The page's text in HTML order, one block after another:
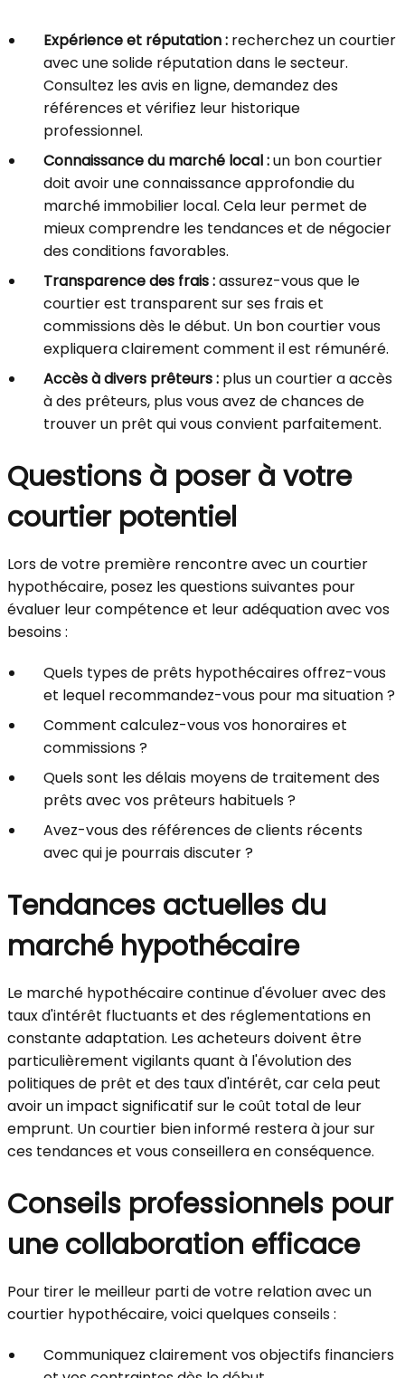
Expérience et réputation : recherchez un courtier
avec une solide réputation dans le secteur.
Consultez les avis en ligne, demandez des
références et vérifiez leur historique
professionnel.
Connaissance du marché local :un bon courtier
doit avoir une connaissance approfondie du
marché immobilier local. Cela leur permet de
mieux comprendre les tendances et de négocier
des conditions favorables.
Transparence des frais :assurez-vous que le
courtier est transparent sur ses frais et
commissions dès le début. Un bon courtier vous
expliquera clairement comment il est rémunéré.
Accès à divers prêteurs : plus un courtier a accès
à des prêteurs, plus vous avez de chances de
trouver un prêt qui vous convient parfaitement.
Questions à poser à votre
courtier potentiel
Lors de votre première rencontre avec un courtier
hypothécaire, posez les questions suivantes pour
évaluer leur compétence et leur adéquation avec vos
besoins :
Quels types de prêts hypothécaires offrez-vous
et lequel recommandez-vous pour ma situation ?
Comment calculez-vous vos honoraires et
commissions ?
Quels sont les délais moyens de traitement des
prêts avec vos prêteurs habituels ?
Avez-vous des références de clients récents
avec qui je pourrais discuter ?
Tendances actuelles du
marché hypothécaire
Le marché hypothécaire continue d'évoluer avec des
taux d'intérêt fluctuants et des réglementations en
constante adaptation. Les acheteurs doivent être
particulièrement vigilants quant à l'évolution des
politiques de prêt et des taux d'intérêt, car cela peut
avoir un impact significatif sur le coût total de leur
emprunt. Un courtier bien informé restera à jour sur
ces tendances et vous conseillera en conséquence.
Conseils professionnels pour
une collaboration efficace
Pour tirer le meilleur parti de votre relation avec un
courtier hypothécaire, voici quelques conseils :
Communiquez clairement vos objectifs financiers